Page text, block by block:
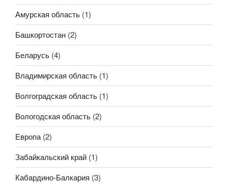
Амурская область (1)
Башкортостан (2)
Беларусь (4)
Владимирская область (1)
Волгоградская область (1)
Вологодская область (2)
Европа(2)
Забайкальский край (1)
Кабардино-Балкария (3)